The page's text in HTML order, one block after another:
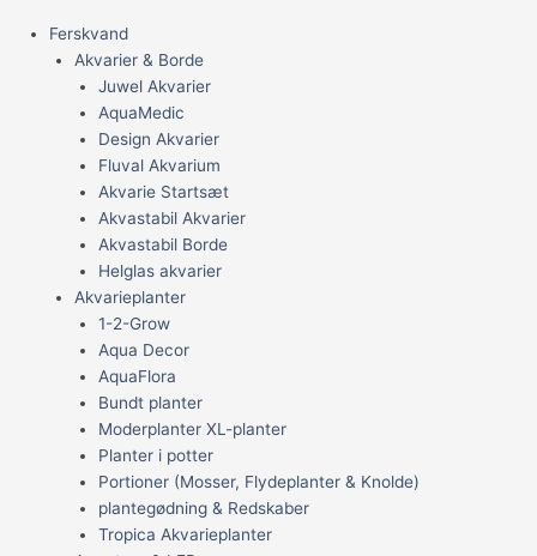
Ferskvand
Akvarier & Borde
Juwel Akvarier
AquaMedic
Design Akvarier
Fluval Akvarium
Akvarie Startsæt
Akvastabil Akvarier
Akvastabil Borde
Helglas akvarier
Akvarieplanter
1-2-Grow
Aqua Decor
AquaFlora
Bundt planter
Moderplanter XL-planter
Planter i potter
Portioner (Mosser, Flydeplanter & Knolde)
plantegødning & Redskaber
Tropica Akvarieplanter